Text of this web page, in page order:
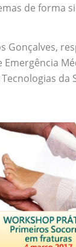
de forma
Gonçalves,
Emergência
da